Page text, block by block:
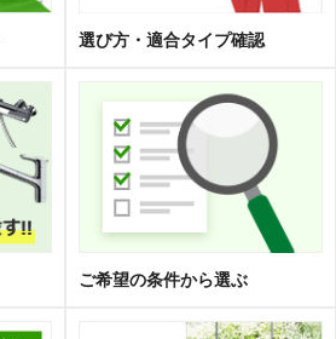
選び方・適合タイプ確認
ご希望の条件から選ぶ